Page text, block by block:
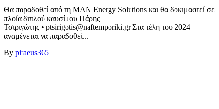
Θα παραδοθεί από τη MAN Energy Solutions και θα δοκιμαστεί σε
πλοία διπλού καυσίμου Πάρης
Τσιριγώτης • ptsirigotis@naftemporiki.gr Στα τέλη του 2024
αναμένεται να παραδοθεί...
By piraeus365